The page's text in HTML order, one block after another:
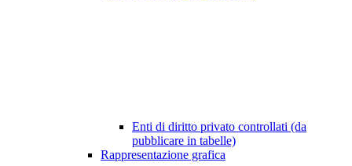
Enti di diritto privato controllati (da
pubblicare in tabelle)
Rappresentazione grafica